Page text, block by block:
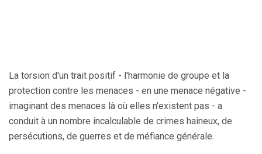
La torsion d'un trait positif - l'harmonie de groupe et la
protection contre les menaces - en une menace négative -
imaginant des menaces là où elles n'existent pas - a
conduit à un nombre incalculable de crimes haineux, de
persécutions, de guerres et de méfiance générale.